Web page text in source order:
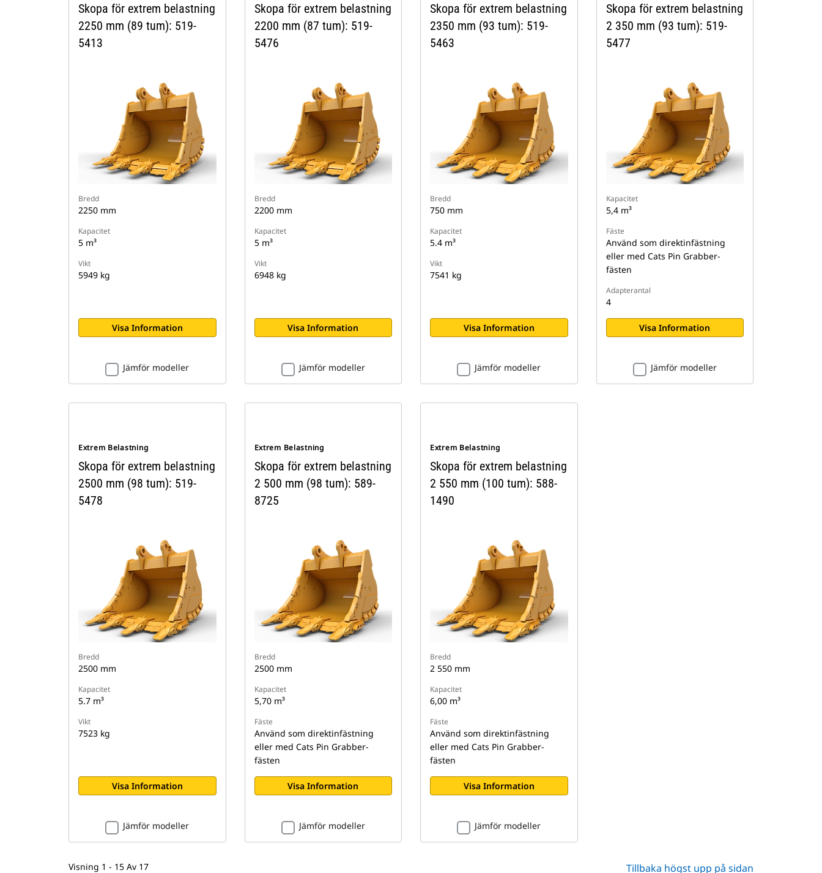
Skopa för extrem belastning
2250 mm (89 tum): 519-
5413
Bredd
2250 mm
Kapacitet
5 m³
Vikt
5949 kg
Visa Information
Jämför modeller
Skopa för extrem belastning
2200 mm (87 tum): 519-
5476
Bredd
2200 mm
Kapacitet
5 m³
Vikt
6948 kg
Visa Information
Jämför modeller
Skopa för extrem belastning
2350 mm (93 tum): 519-
5463
Bredd
750 mm
Kapacitet
5.4 m³
Vikt
7541 kg
Visa Information
Jämför modeller
Skopa för extrem belastning
2 350 mm (93 tum): 519-
5477
Kapacitet
5,4 m³
Fäste
Använd som direktinfästning
eller med Cats Pin Grabber-
fästen
Adapterantal
4
Visa Information
Jämför modeller
Extrem Belastning
Skopa för extrem belastning
2500 mm (98 tum): 519-
5478
Bredd
2500 mm
Kapacitet
5.7 m³
Vikt
7523 kg
Visa Information
Jämför modeller
Extrem Belastning
Skopa för extrem belastning
2 500 mm (98 tum): 589-
8725
Bredd
2500 mm
Kapacitet
5,70 m³
Fäste
Använd som direktinfästning
eller med Cats Pin Grabber-
fästen
Visa Information
Jämför modeller
Extrem Belastning
Skopa för extrem belastning
2 550 mm (100 tum): 588-
1490
Bredd
2 550 mm
Kapacitet
6,00 m³
Fäste
Använd som direktinfästning
eller med Cats Pin Grabber-
fästen
Visa Information
Jämför modeller
Visning 1 - 15 Av 17 Tillbaka högst upp på sidan